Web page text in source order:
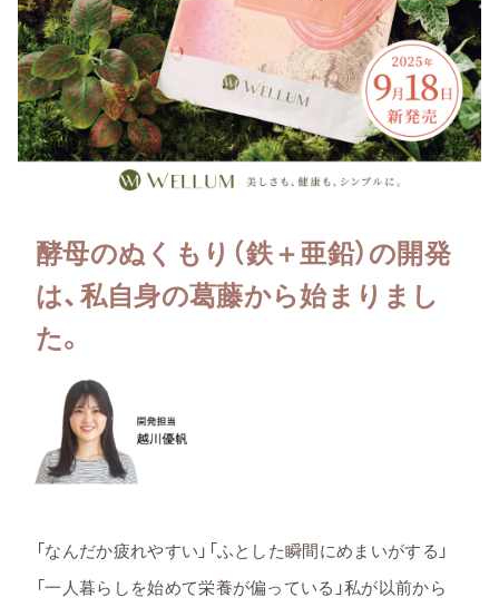
酵母のぬくもり（鉄＋亜鉛）の開発
は、私自身の葛藤から始まりまし
た。
「なんだか疲れやすい」「ふとした瞬間にめまいがする」
「一人暮らしを始めて栄養が偏っている」私が以前から